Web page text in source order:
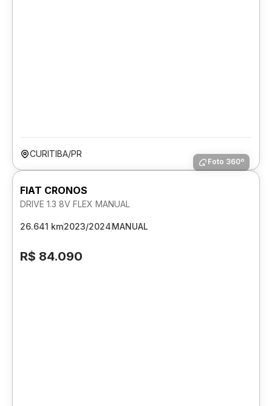
CURITIBA/PR
Foto 360º
FIAT CRONOS
DRIVE 1.3 8V FLEX MANUAL
26.641 km2023/2024MANUAL
R$ 84.090